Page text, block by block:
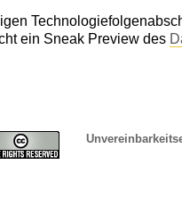
ein Sneak Preview des